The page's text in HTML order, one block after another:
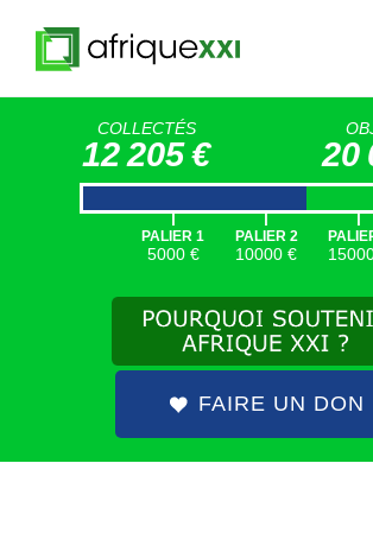
COLLECTÉS
12 205 € 20
|
PALIER 1
5000 €
|
PALIER 2
10000 €
|
FAIRE UN DON